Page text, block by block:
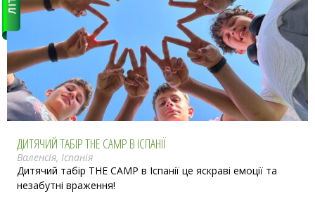
ДИТЯЧИЙ ТАБІР THE CAMP В ІСПАНІЇ
Валенсія, Іспанія
Дитячий табір THE CAMP в Іспанії це яскраві емоції та
незабутні враження!